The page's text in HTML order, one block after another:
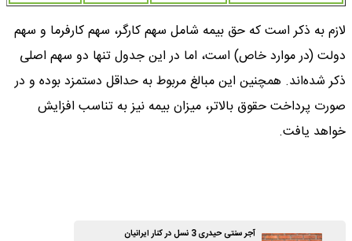
لازم به ذکر است که حق بیمه شامل سهم کارگر، سهم کارفرما و سهم
دولت (در موارد خاص) است، اما در این جدول تنها دو سهم اصلی
ذکر شده‌اند. همچنین این مبالغ مربوط به حداقل دستمزد بوده و در
صورت پرداخت حقوق بالاتر، میزان بیمه نیز به تناسب افزایش
خواهد یافت.
آجر سنتی حیدری 3 نسل در کنار ایرانیان